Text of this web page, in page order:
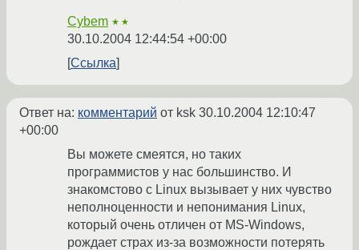
Cybem ★★
30.10.2004 12:44:54 +00:00
Ссылка
Ответ на: комментарий от ksk 30.10.2004 12:10:47
+00:00
Вы можете смеятся, но таких
программистов у нас большинство. И
знакомстово с Linux вызывает у них чувство
неполноценности и непонимания Linux,
который очень отличен от MS-Windows,
рождает страх из-за возможности потерять